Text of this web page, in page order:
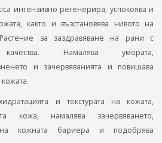
интензивно регенерира, успокоява и
както и възстановява нивото на
за заздравяване на рани с
качества. Намалява умората,
и зачервяванията и повишава
и текстурата на кожата,
кожа, намалява зачервяването,
на кожната бариера и подобрява